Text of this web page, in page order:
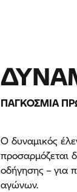
ΠΑΓΚΟΣΜΙΑ
Ο δυναμικός
προσαρμόζεται
οδήγησης – για
αγώνων.